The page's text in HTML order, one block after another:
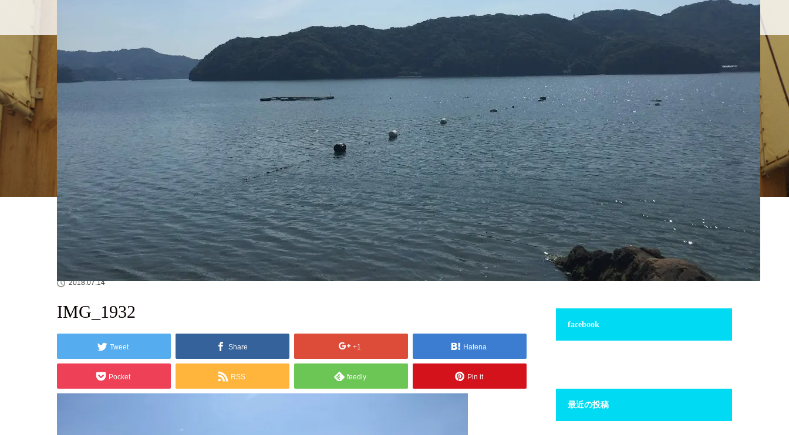
カツオHANDBOOK お問い合わせ 久礼大正町市場とは
BLOG
ホーム
ブログ一覧
IMG_1932
2018.07.14
IMG_1932
Tweet Share +1 Hatena
Pocket RSS feedly Pin it
facebook
最近の投稿